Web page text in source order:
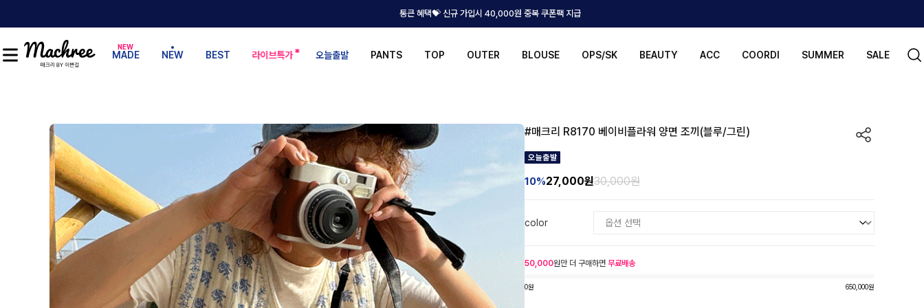
통큰 혜택💝 신규 가입시 40,000원 중복 쿠폰팩 지급
MADE NEW BEST 라이브특가 오늘출발 PANTS TOP OUTER BLOUSE OPS/SK BEAUTY ACC COORDI SUMMER SALE
#매크리 R8170 베이비플라워 양면 조끼(블루/그린)
10%27,000원30,000원
color
50,000원만 더 구매하면 무료배송
0원 650,000원